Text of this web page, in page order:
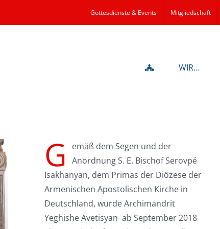
Gottesdienste & Events Mitgliedschaft
WIR…
G
emäß dem Segen und der
Anordnung S. E. Bischof Serovpé
Isakhanyan, dem Primas der Diözese der
Armenischen Apostolischen Kirche in
Deutschland, wurde Archimandrit
Yeghishe Avetisyan ab September 2018